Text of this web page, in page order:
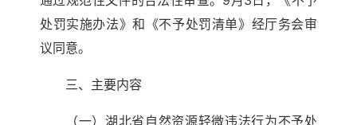
处罚实施办法》和《不予处罚清单》经厅务会审
议同意。
三、主要内容
（一）湖北省自然资源轻微违法行为不予处